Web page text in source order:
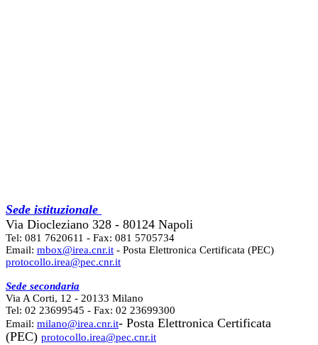
Sede istituzionale
Via Diocleziano 328 - 80124 Napoli
Tel: 081 7620611 - Fax: 081 5705734
Email: mbox@irea.cnr.it - Posta Elettronica Certificata (PEC)
protocollo.irea@pec.cnr.it
Sede secondaria
Via A Corti, 12 - 20133 Milano
Tel: 02 23699545 - Fax: 02 23699300
Email: milano@irea.cnr.it- Posta Elettronica Certificata
(PEC) protocollo.irea@pec.cnr.it